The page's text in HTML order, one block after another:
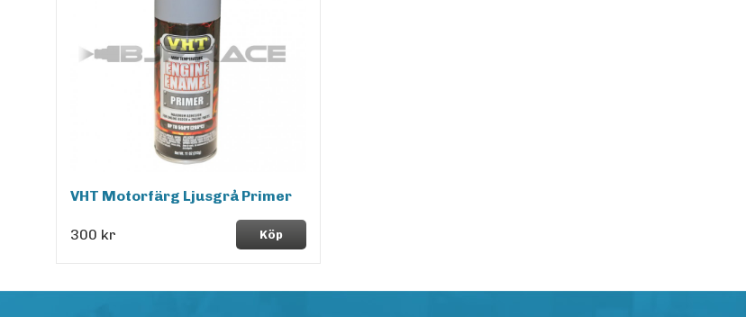
VHT Motorfärg Ljusgrå Primer
300 kr Köp